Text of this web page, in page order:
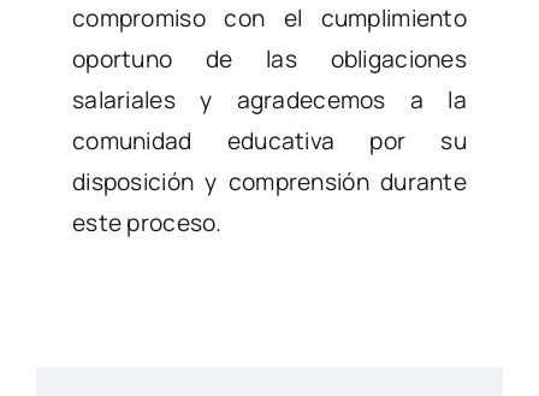
compromiso con el cumplimiento
oportuno de las obligaciones
salariales y agradecemos a la
comunidad educativa por su
disposición y comprensión durante
este proceso.